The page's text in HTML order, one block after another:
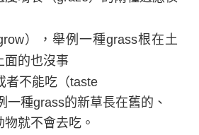
），舉例一種grass根在土
面的也沒事
者不能吃（taste
一種grass的新草長在舊的、
就不會去吃。